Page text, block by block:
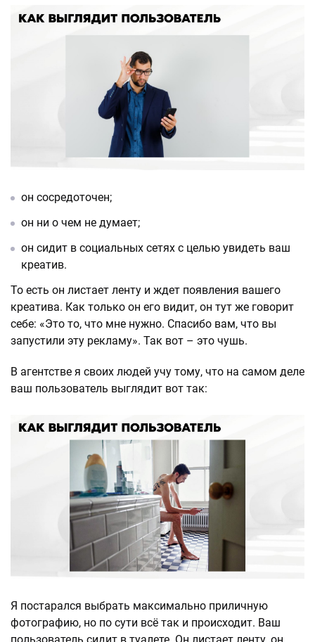
он сосредоточен;
он ни о чем не думает;
он сидит в социальных сетях с целью увидеть ваш
креатив.
То есть он листает ленту и ждет появления вашего
креатива. Как только он его видит, он тут же говорит
себе: «Это то, что мне нужно. Спасибо вам, что вы
запустили эту рекламу». Так вот – это чушь.
В агентстве я своих людей учу тому, что на самом деле
ваш пользователь выглядит вот так:
Я постарался выбрать максимально приличную
фотографию, но по сути всё так и происходит. Ваш